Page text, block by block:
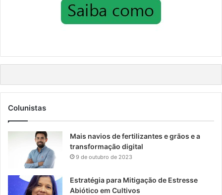
Colunistas
Mais navios de fertilizantes e grãos e a
transformação digital
9 de outubro de 2023
Estratégia para Mitigação de Estresse
Abiótico em Cultivos